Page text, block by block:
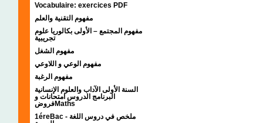
Vocabulaire: exercices PDF
مفهوم التقنية والعلم
مفهوم المجتمع – الأولى بكالوريا علوم
تجريبية
مفهوم الشغل
مفهوم الوعي و اللاوعي
مفهوم الرغبة
السنة الأولى الآداب والعلوم الإنسانية
البرنامج الدروس امتحانات و
فروضMaths
1éreBac - ملخص في دروس اللغة